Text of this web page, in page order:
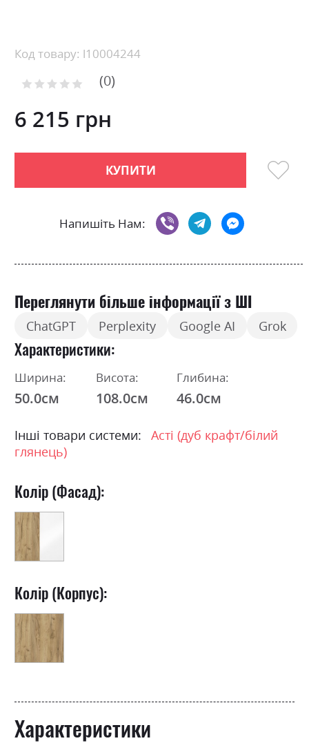
beginning
the
gallery
Код товару: l10004244
Рейтинг: 0
6 215 грн
КУПИТИ
Напишіть Нам:
Переглянути більше інформації з ШІ
ChatGPT Perplexity Google AI Grok
Характеристики
Ширина:
50.0см
Висота:
108.0см
Глибина:
46.0см
Інші товари системи:
Асті (дуб крафт/білий
глянець)
Колір (Фасад):
Колір (Корпус):
Характеристики